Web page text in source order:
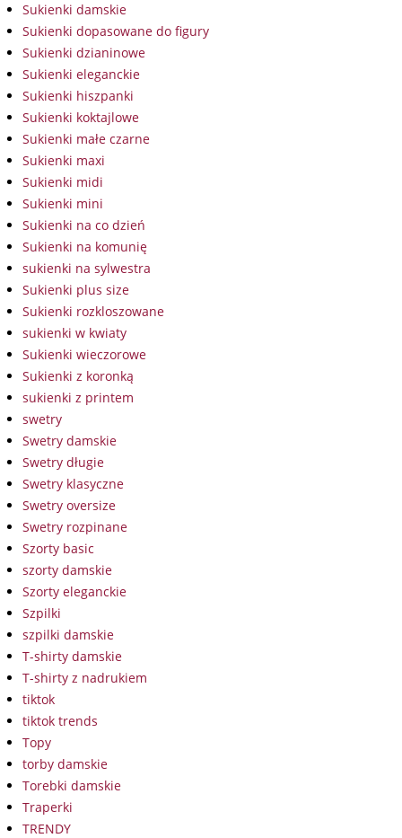
Sukienki damskie
Sukienki dopasowane do figury
Sukienki dzianinowe
Sukienki eleganckie
Sukienki hiszpanki
Sukienki koktajlowe
Sukienki małe czarne
Sukienki maxi
Sukienki midi
Sukienki mini
Sukienki na co dzień
Sukienki na komunię
sukienki na sylwestra
Sukienki plus size
Sukienki rozkloszowane
sukienki w kwiaty
Sukienki wieczorowe
Sukienki z koronką
sukienki z printem
swetry
Swetry damskie
Swetry długie
Swetry klasyczne
Swetry oversize
Swetry rozpinane
Szorty basic
szorty damskie
Szorty eleganckie
Szpilki
szpilki damskie
T-shirty damskie
T-shirty z nadrukiem
tiktok
tiktok trends
Topy
torby damskie
Torebki damskie
Traperki
TRENDY